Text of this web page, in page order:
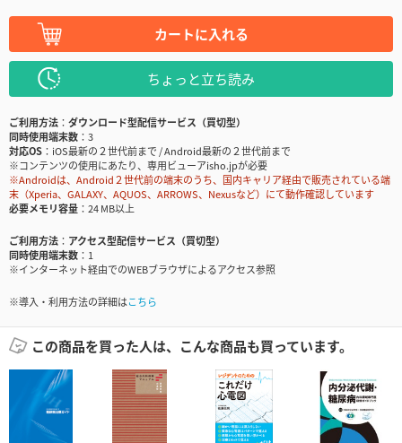
カートに入れる
ちょっと立ち読み
ご利用方法
ダウンロード型配信サービス（買切型）
同時使用端末数
3
対応OS
iOS最新の２世代前まで / Android最新の２世代前まで
※コンテンツの使用にあたり、専用ビューアisho.jpが必要
※Androidは、Android２世代前の端末のうち、国内キャリア経由で販売されている端
末（Xperia、GALAXY、AQUOS、ARROWS、Nexusなど）にて動作確認しています
必要メモリ容量
24 MB以上
ご利用方法
アクセス型配信サービス（買切型）
同時使用端末数
1
※インターネット経由でのWEBブラウザによるアクセス参照
※導入・利用方法の詳細はこちら
この商品を買った人は、こんな商品も買っています。